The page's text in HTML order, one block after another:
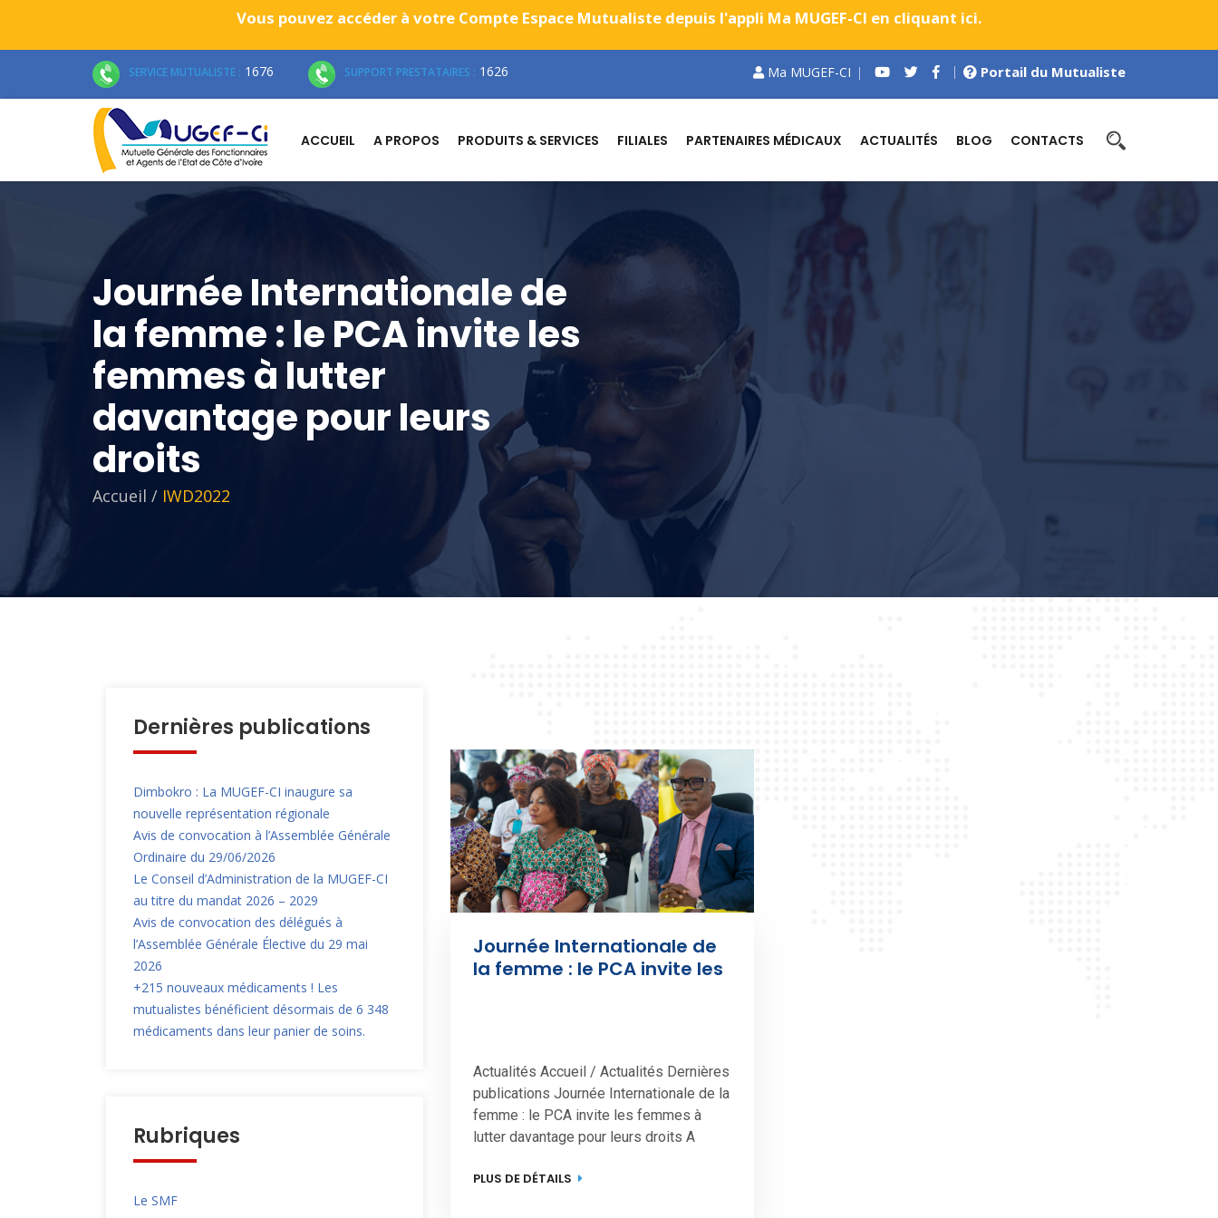
Vous pouvez accéder à votre Compte Espace Mutualiste depuis l'appli Ma MUGEF-CI en cliquant ici.
SERVICE MUTUALISTE : 1676 SUPPORT PRESTATAIRES : 1626 Ma MUGEF-CI Portail du Mutualiste
ACCUEIL A PROPOS PRODUITS & SERVICES FILIALES PARTENAIRES MÉDICAUX ACTUALITÉS BLOG CONTACTS
Journée Internationale de
la femme : le PCA invite les
femmes à lutter
davantage pour leurs
droits
Accueil / IWD2022
Dernières publications
Dimbokro : La MUGEF-CI inaugure sa
nouvelle représentation régionale
Avis de convocation à l’Assemblée Générale
Ordinaire du 29/06/2026
Le Conseil d’Administration de la MUGEF-CI
au titre du mandat 2026 – 2029
Avis de convocation des délégués à
l’Assemblée Générale Élective du 29 mai
2026
+215 nouveaux médicaments ! Les
mutualistes bénéficient désormais de 6 348
médicaments dans leur panier de soins.
Rubriques
Le SMF
Journée Internationale de
la femme : le PCA invite les
Actualités Accueil / Actualités Dernières
publications Journée Internationale de la
femme : le PCA invite les femmes à
lutter davantage pour leurs droits A
femmes de la Côte d’Ivoire, notamment
PLUS DE DÉTAILS